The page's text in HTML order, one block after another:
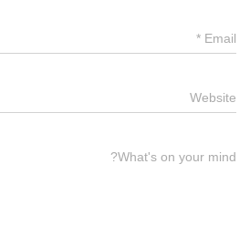
Email
*
Website
What's on your mind?